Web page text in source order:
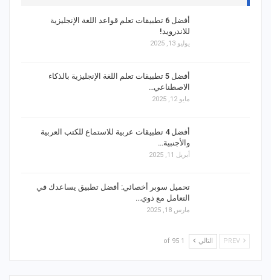
أفضل 6 تطبيقات تعلم قواعد اللغة الإنجليزية
للاندرويد!
يوليو 13, 2025
أفضل 5 تطبيقات تعلم اللغة الإنجليزية بالذكاء
الاصطناعي…
مايو 12, 2025
أفضل 4 تطبيقات عربية للاستماع للكتب العربية
والأجنبية…
أبريل 11, 2025
تحميل سوبر أخصائي: أفضل تطبيق يساعدك في
التعامل مع ذوي…
مارس 18, 2025
التالي 1 of 95